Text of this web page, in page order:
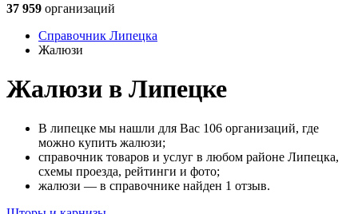
37 959 организаций
Справочник Липецка
Жалюзи
Жалюзи в Липецке
В липецке мы нашли для Вас 106 организаций, где
можно купить жалюзи;
справочник товаров и услуг в любом районе Липецка,
схемы проезда, рейтинги и фото;
жалюзи — в справочнике найден 1 отзыв.